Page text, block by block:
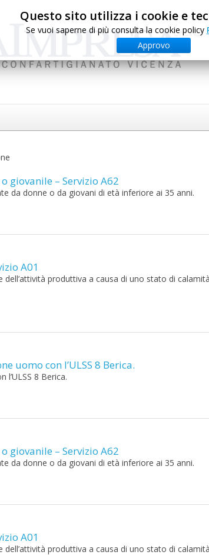
Questo sito utilizza i cookie e
Se vuoi saperne di più consulta la cookie policy
Approvo
giovanile – Servizio A62
da donne o da giovani di età inferiore ai 35 anni.
A01
dell’attività produttiva a causa di uno stato di
uomo con l’ULSS 8 Berica.
8 Berica.
giovanile – Servizio A62
da donne o da giovani di età inferiore ai 35 anni.
A01
dell’attività produttiva a causa di uno stato di